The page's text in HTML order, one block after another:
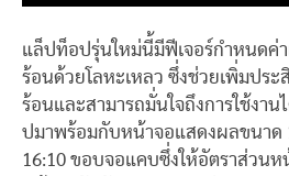
แล็ปท็อปรุ่นใหม่นี้มีฟีเจอร์กำหนดค่
ร้อนด้วยโลหะเหลว ซึ่งช่วยเพิ่มปร
ร้อนและสามารถมั่นใจถึงการใช้งา
ปมาพร้อมกับหน้าจอแสดงผลขนาด
16:10 ขอบจอแคบซึ่งให้อัตราส่วนห